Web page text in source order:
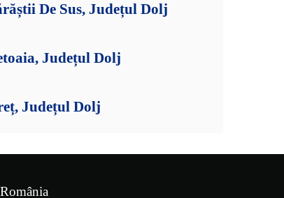
De Sus, Județul Dolj
Județul Dolj
Județul Dolj